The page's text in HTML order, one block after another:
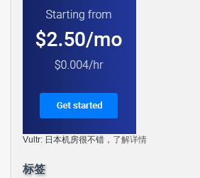
Vultr: 日本机房很不错， 了解详情
标签